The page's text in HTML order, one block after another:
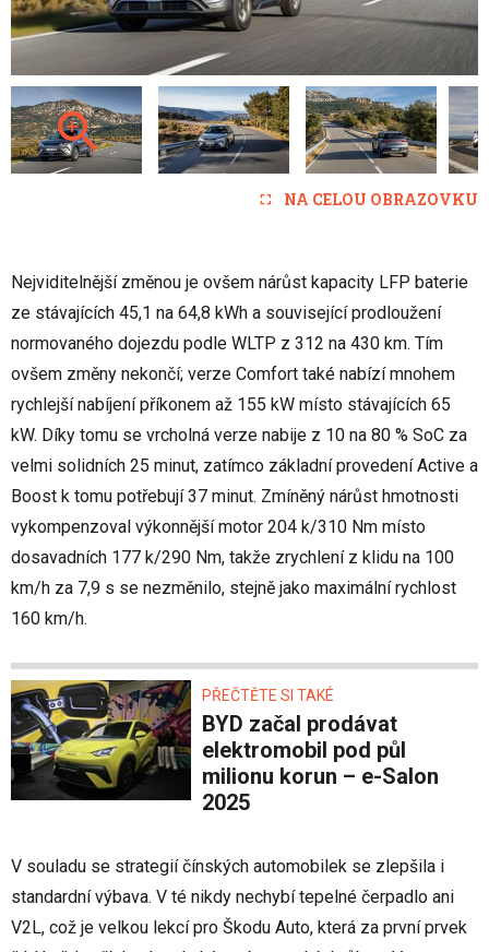
NA CELOU OBRAZOVKU
Nejviditelnější změnou je ovšem nárůst kapacity LFP baterie
ze stávajících 45,1 na 64,8 kWh a související prodloužení
normovaného dojezdu podle WLTP z 312 na 430 km. Tím
ovšem změny nekončí; verze Comfort také nabízí mnohem
rychlejší nabíjení příkonem až 155 kW místo stávajících 65
kW. Díky tomu se vrcholná verze nabije z 10 na 80 % SoC za
velmi solidních 25 minut, zatímco základní provedení Active a
Boost k tomu potřebují 37 minut. Zmíněný nárůst hmotnosti
vykompenzoval výkonnější motor 204 k/310 Nm místo
dosavadních 177 k/290 Nm, takže zrychlení z klidu na 100
km/h za 7,9 s se nezměnilo, stejně jako maximální rychlost
160 km/h.
PŘEČTĚTE SI TAKÉ
BYD začal prodávat
elektromobil pod půl
milionu korun – e-Salon
2025
V souladu se strategií čínských automobilek se zlepšila i
standardní výbava. V té nikdy nechybí tepelné čerpadlo ani
V2L, což je velkou lekcí pro Škodu Auto, která za první prvek